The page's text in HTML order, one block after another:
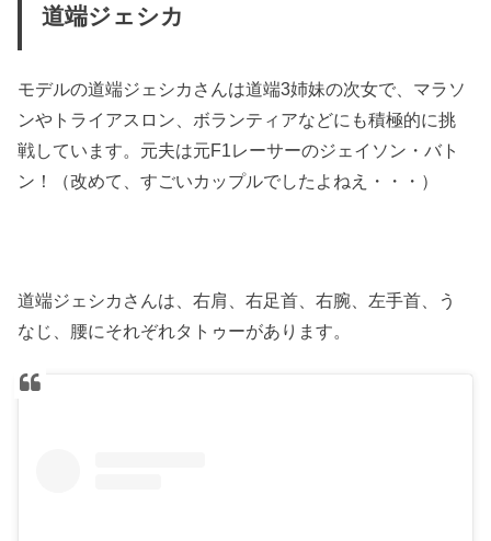
道端ジェシカ
モデルの道端ジェシカさんは道端3姉妹の次女で、マラソ
ンやトライアスロン、ボランティアなどにも積極的に挑
戦しています。元夫は元F1レーサーのジェイソン・バト
ン！（改めて、すごいカップルでしたよねえ・・・）
道端ジェシカさんは、右肩、右足首、右腕、左手首、う
なじ、腰にそれぞれタトゥーがあります。